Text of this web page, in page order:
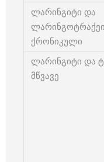
ლარინგიტი და
ქრონიკული
ლარინგიტი და
მწვავე